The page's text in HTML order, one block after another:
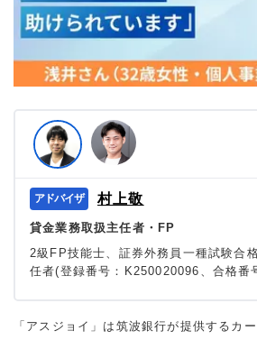
村上敬
貸金業務取扱主任者・FP
2級FP技能士、証券外務員一種試験合
任者(登録番号：K250020096、合格番
ン、FX、不動産、保険など、多くの金
「アスジョイ」は筑波銀行が提供するカ